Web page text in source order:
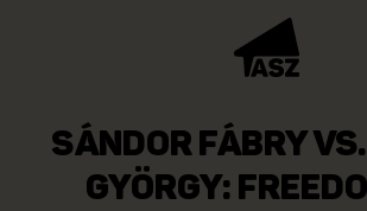
SÁNDOR FÁBRY
GYÖRGY: